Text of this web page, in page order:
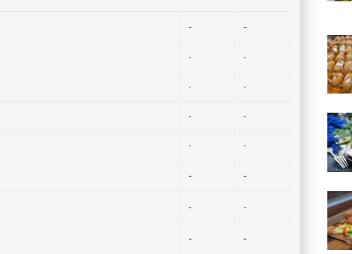
- -
- -
- -
- -
- -
- -
- -
- -